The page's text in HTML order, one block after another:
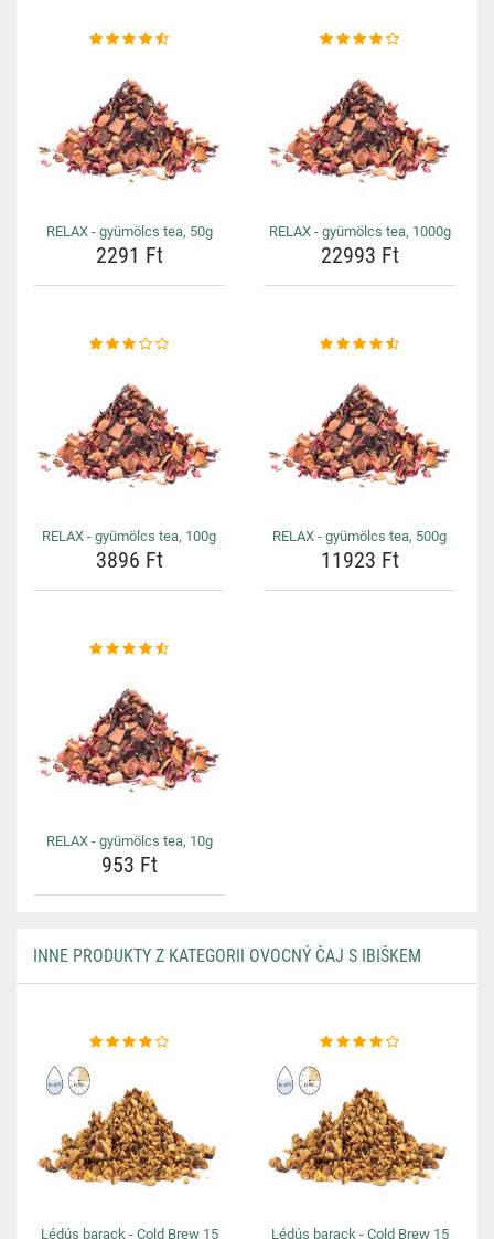
RELAX - gyümölcs tea, 50g
2291 Ft
RELAX - gyümölcs tea, 1000g
22993 Ft
RELAX - gyümölcs tea, 100g
3896 Ft
RELAX - gyümölcs tea, 500g
11923 Ft
RELAX - gyümölcs tea, 10g
953 Ft
INNE PRODUKTY Z KATEGORII OVOCNÝ ČAJ S IBIŠKEM
Lédús barack - Cold Brew 15 Lédús barack - Cold Brew 15